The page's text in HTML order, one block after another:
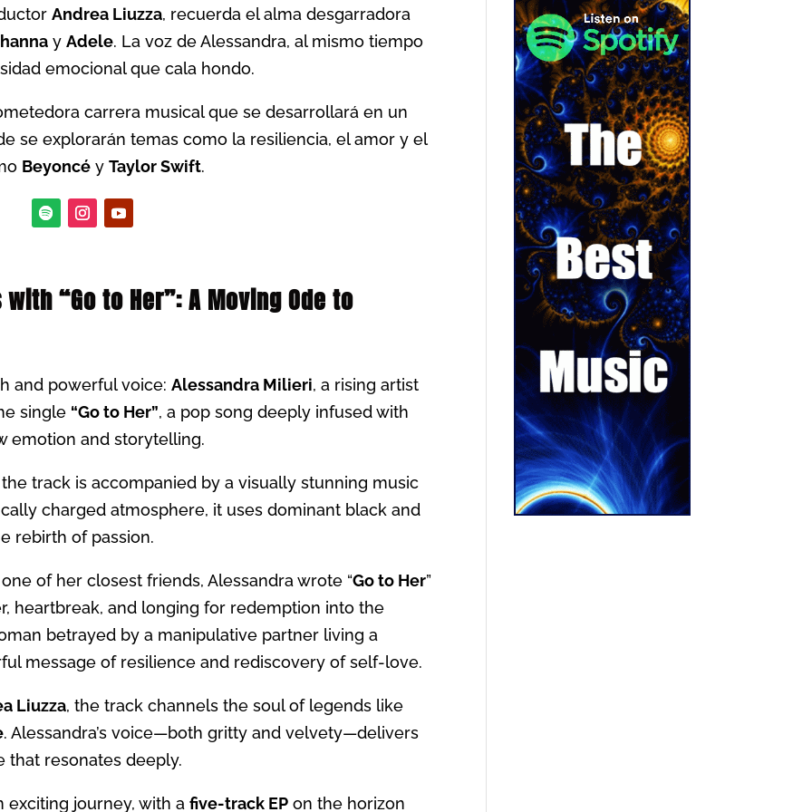
Andrea Liuzza, recuerda el alma desgarradora
yAdele. La voz de Alessandra, al mismo tiempo
emocional que cala hondo.
carrera musical que se desarrollará en un
se explorarán temas como la resiliencia, el amor y el
Beyoncé yTaylor Swift.
“Go to Her”: A Moving Ode to
and powerful voice:Alessandra Milieri, a rising artist
single “Go to Her”, a pop song deeply infused with
emotion and storytelling.
track is accompanied by a visually stunning music
charged atmosphere, it uses dominant black and
rebirth of passion.
of her closest friends, Alessandra wrote “Go to Her”
heartbreak, and longing for redemption into the
betrayed by a manipulative partner living a
message of resilience and rediscovery of self-love.
Liuzza, the track channels the soul of legends like
. Alessandra’s voice—both gritty and velvety—delivers
that resonates deeply.
exciting journey, with afive-track EP on the horizon